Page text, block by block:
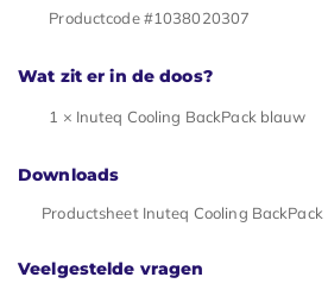
Productcode #1038020307
Wat zit er in de doos?
1 × Inuteq Cooling BackPack blauw
Downloads
Productsheet Inuteq Cooling BackPack
Veelgestelde vragen